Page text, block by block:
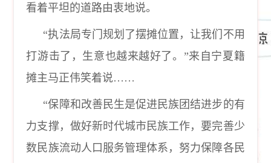
看着平坦的道路由衷地说。
“执法局专门规划了摆摊位置，让我们不用
打游击了，生意也越来越好了。”来自宁夏籍
摊主马正伟笑着说……
“保障和改善民生是促进民族团结进步的有
力支撑，做好新时代城市民族工作，要完善少
数民族流动人口服务管理体系，努力保障各民